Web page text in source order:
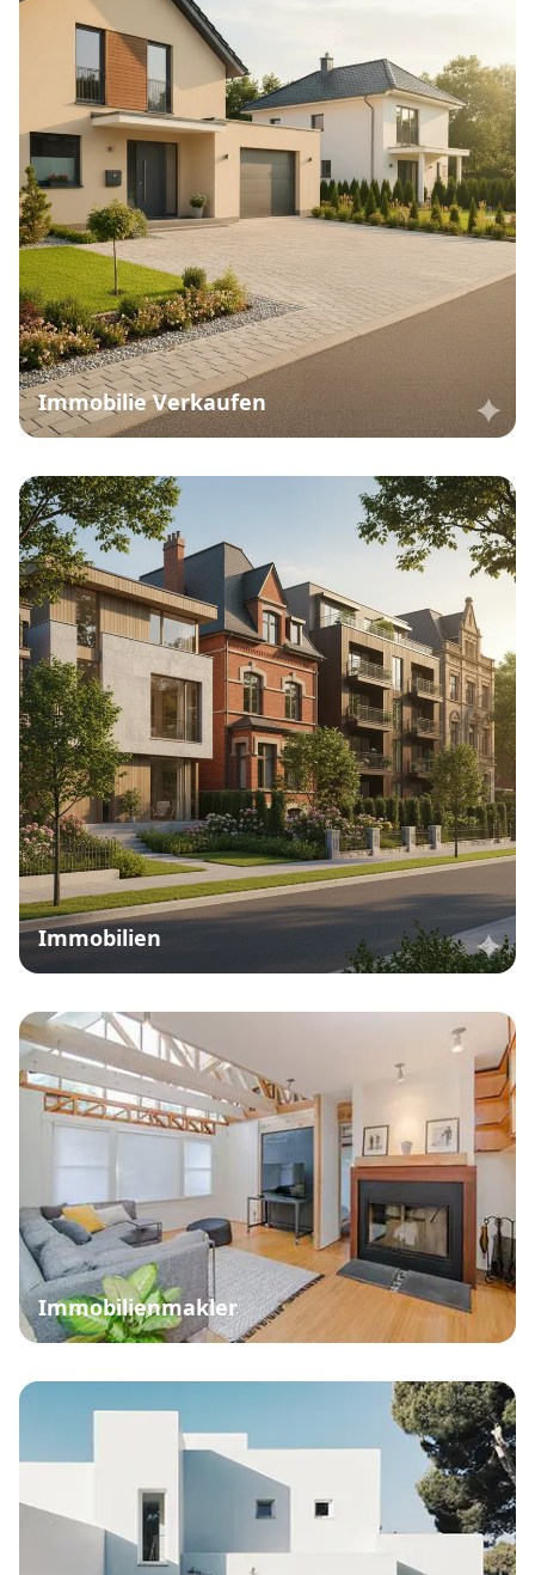
Immobilie Verkaufen
Immobilien
Immobilienmakler